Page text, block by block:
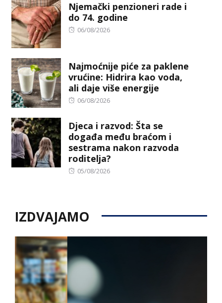
Njemački penzioneri rade i
do 74. godine
Posted
06/08/2026
Najmoćnije piće za paklene
vrućine: Hidrira kao voda,
ali daje više energije
Posted
06/08/2026
Djeca i razvod: Šta se
događa među braćom i
sestrama nakon razvoda
roditelja?
Posted
05/08/2026
IZDVAJAMO